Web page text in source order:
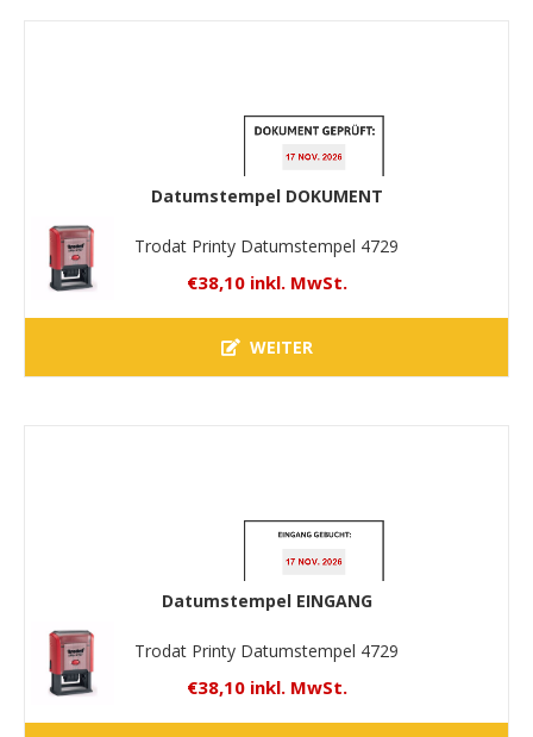
Datumstempel DOKUMENT
Trodat Printy Datumstempel 4729
€38,10 inkl. MwSt.
WEITER
Datumstempel EINGANG
Trodat Printy Datumstempel 4729
€38,10 inkl. MwSt.